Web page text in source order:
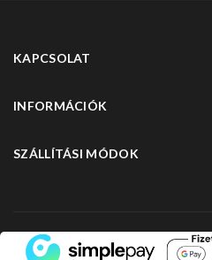
KAPCSOLAT
INFORMÁCIÓK
SZÁLLÍTÁSI MÓDOK